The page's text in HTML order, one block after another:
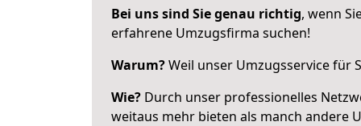
Bei uns sind Sie genau richtig, wenn
erfahrene Umzugsfirma suchen!
Warum?Weil unser Umzugsservice für
Wie? Durch unser professionelles
weitaus mehr bieten als manch andere